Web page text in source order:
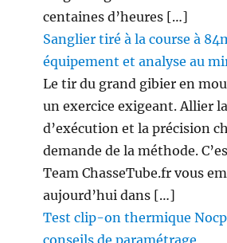
centaines d’heures […]
Sanglier tiré à la course à
équipement et analyse au
Le tir du grand gibier en
un exercice exigeant. Allier
d’exécution et la précision
demande de la méthode.
Team ChasseTube.fr vous
aujourd’hui dans […]
Test clip-on thermique
conseils de paramétrage